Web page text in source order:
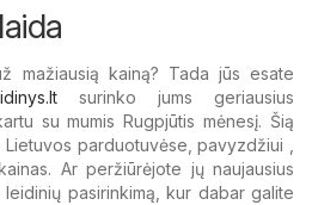
mažiausią kainą? Tada jūs esate
surinko jums geriausius
su mumis Rugpjūtis mėnesį. Šią
parduotuvėse, pavyzdžiui ,
Ar peržiūrėjote jų naujausius
leidinių pasirinkimą, kur dabar galite